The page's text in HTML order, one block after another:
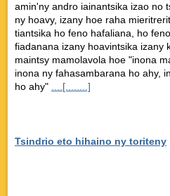
amin'ny andro iainantsika izao no
ny hoavy, izany hoe raha
tiantsika ho feno hafaliana, ho
fiadanana izany hoavintsika izany
maintsy mamolavola hoe "inona
inona ny fahasambarana ho ahy,
ho ahy"
....[........]
Tsindrio eto hihaino ny toriteny